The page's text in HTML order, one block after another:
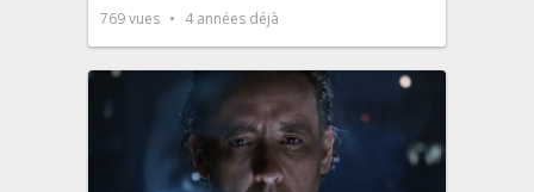
769vues 4 années déjà